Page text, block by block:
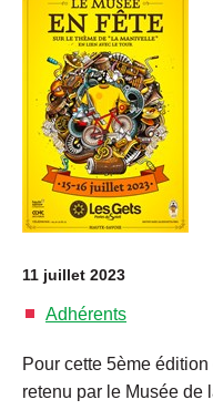
11 juillet 2023
Adhérents
Pour cette 5ème
retenu par le Musée de